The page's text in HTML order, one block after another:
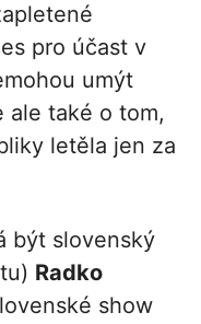
pro účast v
umýt
ale také o tom,
letěla jen za
být slovenský
Radko
show